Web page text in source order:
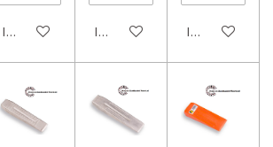
In winkelwagen In winkelwagenIn